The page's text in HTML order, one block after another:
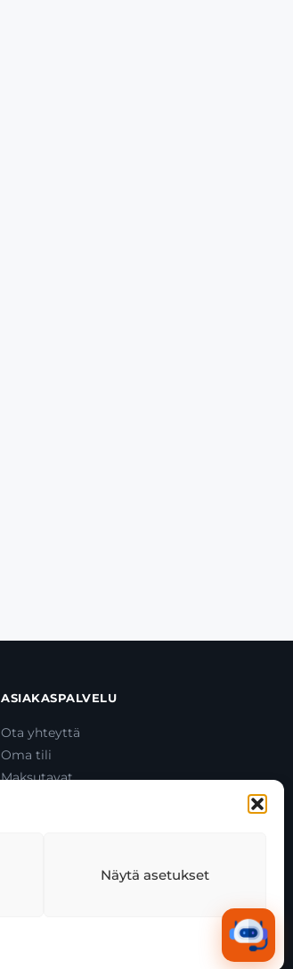
Näytä asetukset
ASIAKASPALVELU
Ota yhteyttä
Oma tili
Maksutavat
asiakaspalvelu@toolcat.fi